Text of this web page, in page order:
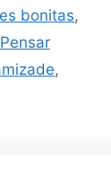
bonitas,
Pensar
,